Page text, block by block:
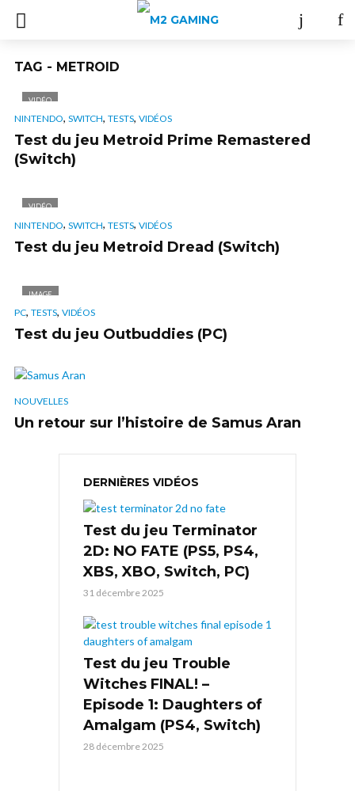
TAG - METROID
VIDÉO
NINTENDO, SWITCH, TESTS, VIDÉOS
Test du jeu Metroid Prime Remastered
(Switch)
VIDÉO
NINTENDO, SWITCH, TESTS, VIDÉOS
Test du jeu Metroid Dread (Switch)
IMAGE
PC, TESTS, VIDÉOS
Test du jeu Outbuddies (PC)
NOUVELLES
Un retour sur l’histoire de Samus Aran
DERNIÈRES VIDÉOS
Test du jeu Terminator
2D: NO FATE (PS5, PS4,
XBS, XBO, Switch, PC)
31 décembre 2025
Test du jeu Trouble
Witches FINAL! –
Episode 1: Daughters of
Amalgam (PS4, Switch)
28 décembre 2025